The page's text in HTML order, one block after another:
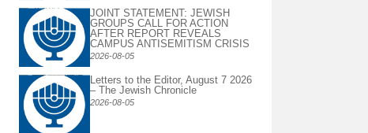
JOINT STATEMENT: JEWISH
GROUPS CALL FOR ACTION
AFTER REPORT REVEALS
CAMPUS ANTISEMITISM CRISIS
2026-08-05
Letters to the Editor, August 7 2026
– The Jewish Chronicle
2026-08-05